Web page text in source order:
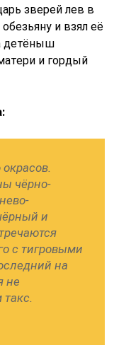
зверей лев в
и взял её
детёныш
и гордый
чёрно-
и
с тигровыми
на
не